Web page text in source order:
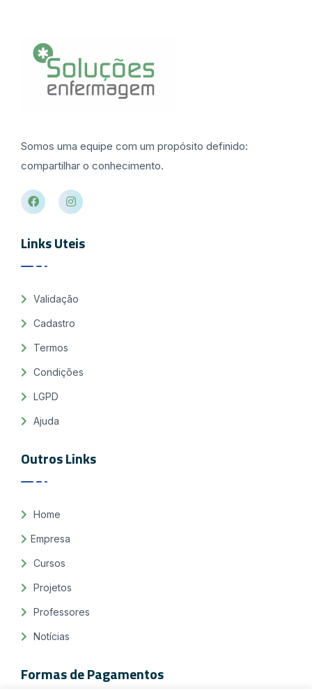
Somos uma equipe com um propósito definido:
compartilhar o conhecimento.
Links Uteis
Validação
Cadastro
Termos
Condições
LGPD
Ajuda
Outros Links
Home
Empresa
Cursos
Projetos
Professores
Notícias
Formas de Pagamentos